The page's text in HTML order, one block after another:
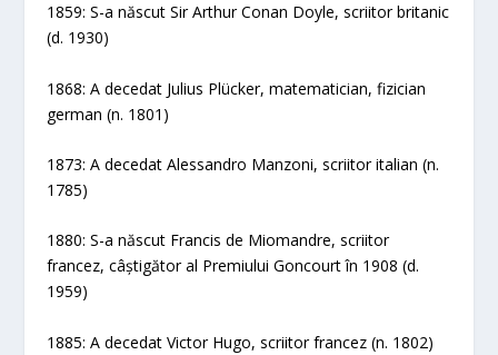
1859: S-a născut Sir Arthur Conan Doyle, scriitor britanic
(d. 1930)
1868: A decedat Julius Plücker, matematician, fizician
german (n. 1801)
1873: A decedat Alessandro Manzoni, scriitor italian (n.
1785)
1880: S-a născut Francis de Miomandre, scriitor
francez, câștigător al Premiului Goncourt în 1908 (d.
1959)
1885: A decedat Victor Hugo, scriitor francez (n. 1802)